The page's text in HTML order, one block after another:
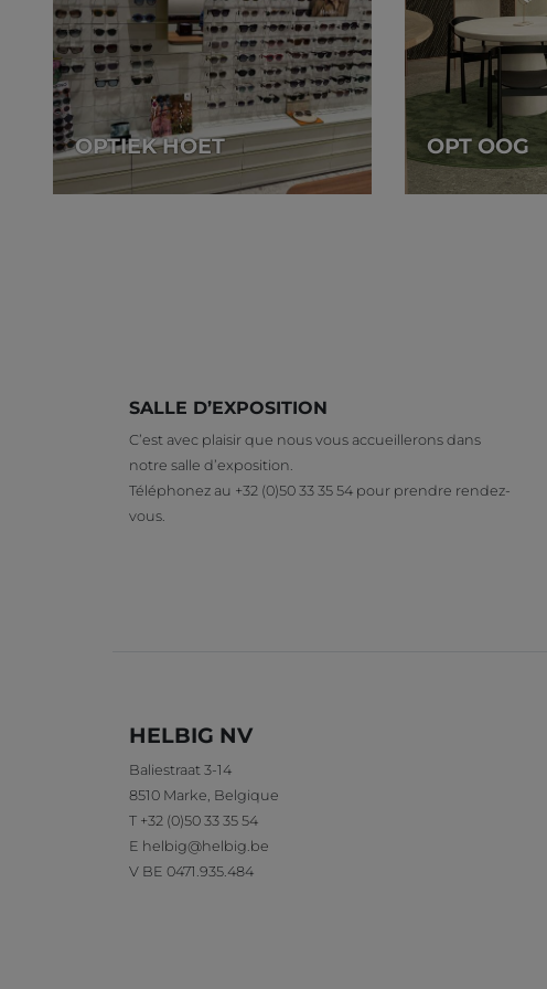
OPTIEK HOET OPT OOG
SALLE D’EXPOSITION
C’est avec plaisir que nous vous accueillerons dans
notre salle d’exposition.
Téléphonez au +32 (0)50 33 35 54 pour prendre rendez-
vous.
HELBIG NV
Baliestraat 3-14
8510 Marke Belgique
T +32 (0)50 33 35 54
E helbig@helbig.be
V BE 0471.935.484